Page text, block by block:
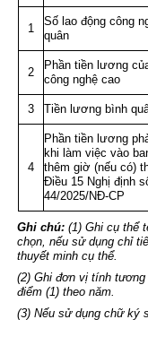
1
Số lao động công
quân
2
Phần tiền lương
công nghệ cao
3 Tiền lương bình
4
Phần tiền lương
khi làm việc vào
thêm giờ (nếu có)
Điều 15 Nghị định
44/2025/NĐ-CP
Ghi chú: (1) Ghi cụ thể
chọn, nếu sử dụng chỉ
thuyết minh cụ thể.
(2) Ghi đơn vị tính
điểm (1) theo năm.
(3) Nếu sử dụng chữ ký